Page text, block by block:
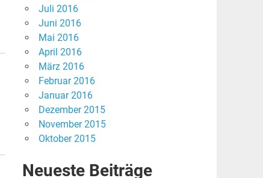
Juli 2016
Juni 2016
Mai 2016
April 2016
März 2016
Februar 2016
Januar 2016
Dezember 2015
November 2015
Oktober 2015
Neueste Beiträge